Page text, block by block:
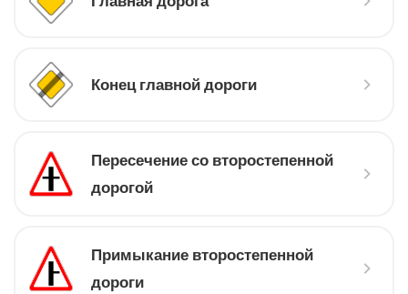
Конец главной дороги
Пересечение со второстепенной
дорогой
Примыкание второстепенной
дороги